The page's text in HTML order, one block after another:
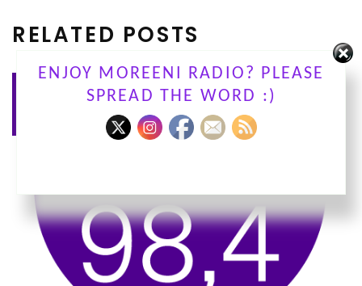
RELATED POSTS
ENJOY MOREENI RADIO? PLEASE
SPREAD THE WORD :)